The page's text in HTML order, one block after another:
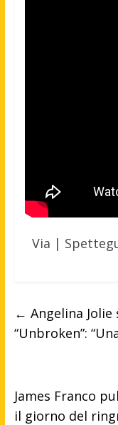
Via |
← Angelina
“Unbroken”:
James Franco
il giorno del